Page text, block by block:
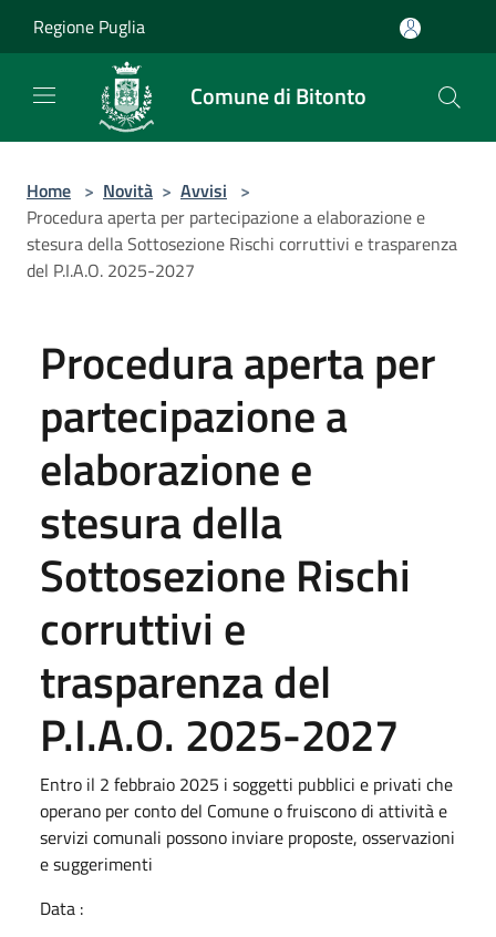
Regione Puglia
Comune di Bitonto
Home > Novità > Avvisi >
Procedura aperta per partecipazione a elaborazione e
stesura della Sottosezione Rischi corruttivi e trasparenza
del P.I.A.O. 2025-2027
Procedura aperta per
partecipazione a
elaborazione e
stesura della
Sottosezione Rischi
corruttivi e
trasparenza del
P.I.A.O. 2025-2027
Entro il 2 febbraio 2025 i soggetti pubblici e privati che
operano per conto del Comune o fruiscono di attività e
servizi comunali possono inviare proposte, osservazioni
e suggerimenti
Data :